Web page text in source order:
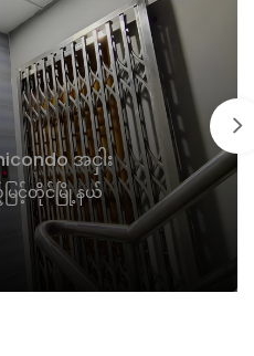
အငှါး
ြင့်တိုင်မြို့နယ်